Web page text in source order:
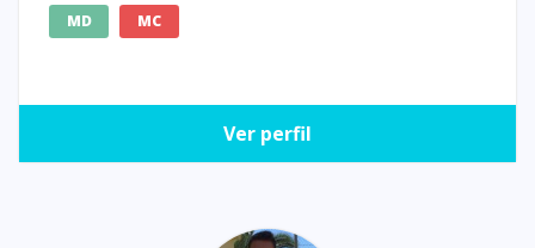
MD MC
Ver perfil